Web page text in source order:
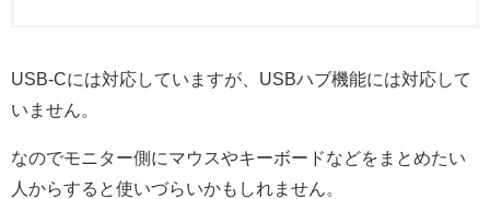
USB-Cには対応していますが、USBハブ機能には対応して
いません。
なのでモニター側にマウスやキーボードなどをまとめたい
人からすると使いづらいかもしれません。